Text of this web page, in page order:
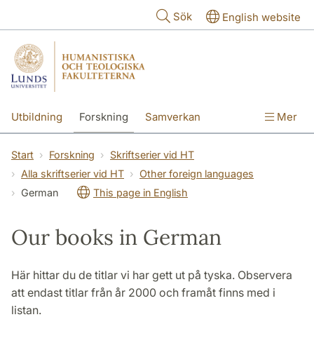
Sök English website
Utbildning Forskning Samverkan Mer
Start Forskning
Skriftserier vid HT
Alla skriftserier vid HT
Other foreign languages
German
This page in English
Our books in German
Här hittar du de titlar vi har gett ut på tyska. Observera
att endast titlar från år 2000 och framåt finns med i
listan.